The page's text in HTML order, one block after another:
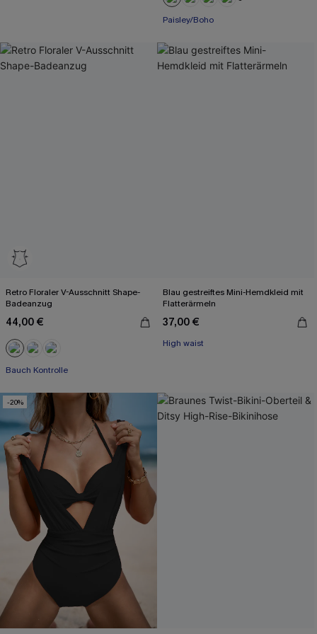
Paisley/Boho
Retro Floraler V-Ausschnitt Shape-
Badeanzug
44,00 €
Bauch Kontrolle
Blau gestreiftes Mini-Hemdkleid mit
Flatterärmeln
37,00 €
High waist
-20%